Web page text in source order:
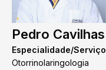
Pedro Cavilhas
Especialidade/Serviço
Otorrinolaringologia